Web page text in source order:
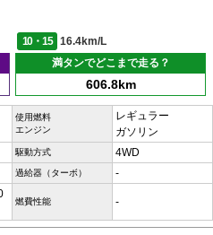
10・15
16.4km/L
満タンでどこまで走る？
606.8km
使用燃料
エンジン
レギュラー
ガソリン
駆動方式 4WD
過給器（ターボ） -
燃費性能 -